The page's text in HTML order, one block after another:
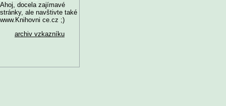
Ahoj, docela zajímavé
stránky, ale navštivte také
www.Knihovni ce.cz ;)
archiv vzkazníku